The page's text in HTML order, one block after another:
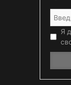
Я